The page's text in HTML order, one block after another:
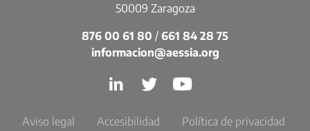
50009 Zaragoza
876 00 61 80 / 661 84 28 75
informacion@aessia.org
Aviso legal Accesibilidad Política de privacidad